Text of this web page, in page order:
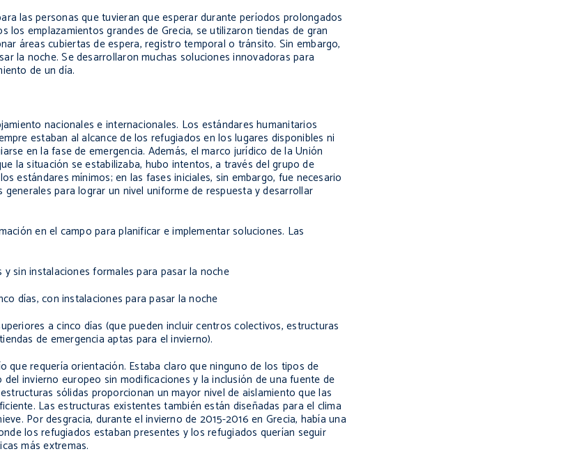
las personas que tuvieran que esperar durante períodos prolongados
emplazamientos grandes de Grecia, se utilizaron tiendas de gran
áreas cubiertas de espera, registro temporal o tránsito. Sin embargo,
la noche. Se desarrollaron muchas soluciones innovadoras para
de un día.
nacionales e internacionales. Los estándares humanitarios
estaban al alcance de los refugiados en los lugares disponibles ni
en la fase de emergencia. Además, el marco jurídico de la Unión
la situación se estabilizaba, hubo intentos, a través del grupo de
estándares mínimos; en las fases iniciales, sin embargo, fue necesario
para lograr un nivel uniforme de respuesta y desarrollar
en el campo para planificar e implementar soluciones. Las
sin instalaciones formales para pasar la noche
días, con instalaciones para pasar la noche
a cinco días (que pueden incluir centros colectivos, estructuras
de emergencia aptas para el invierno).
requería orientación. Estaba claro que ninguno de los tipos de
invierno europeo sin modificaciones y la inclusión de una fuente de
sólidas proporcionan un mayor nivel de aislamiento que las
Las estructuras existentes también están diseñadas para el clima
Por desgracia, durante el invierno de 2015-2016 en Grecia, había una
los refugiados estaban presentes y los refugiados querían seguir
más extremas.